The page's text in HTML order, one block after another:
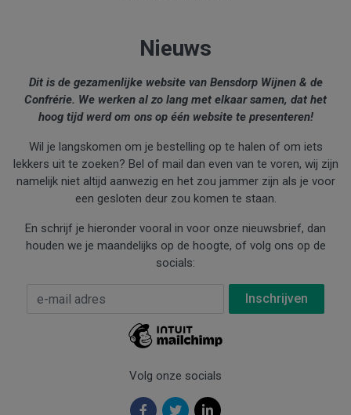
Nieuws
Dit is de gezamenlijke website van Bensdorp Wijnen & de
Confrérie. We werken al zo lang met elkaar samen, dat het
hoog tijd werd om ons op één website te presenteren!
Wil je langskomen om je bestelling op te halen of om iets
lekkers uit te zoeken? Bel of mail dan even van te voren, wij zijn
namelijk niet altijd aanwezig en het zou jammer zijn als je voor
een gesloten deur zou komen te staan.
En schrijf je hieronder vooral in voor onze nieuwsbrief, dan
houden we je maandelijks op de hoogte, of volg ons op de
socials:
E-mail Adres
Volg onze socials